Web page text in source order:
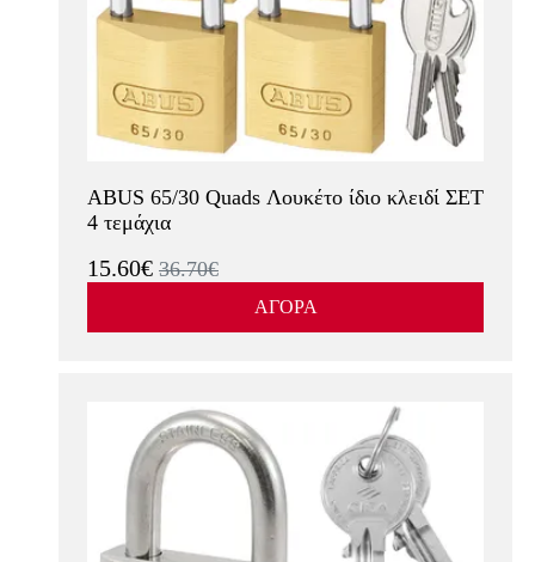
ABUS 65/30 Quads Λουκέτο ίδιο κλειδί ΣΕΤ
4 τεμάχια
15.60€ 36.70€
ΑΓΟΡΑ